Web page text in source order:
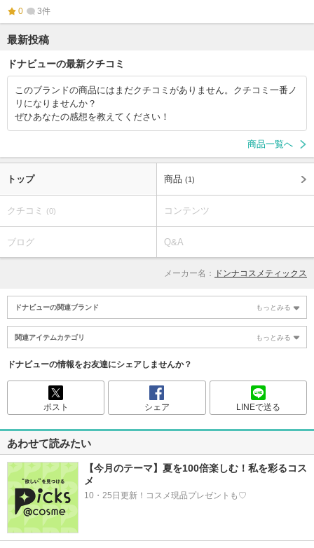
0
3件
最新投稿
ドナビューの最新クチコミ
このブランドの商品にはまだクチコミがありません。クチコミ一番ノ
リになりませんか？
ぜひあなたの感想を教えてください！
商品一覧へ
トップ 商品 (1)
クチコミ (0) コンテンツ
ブログ Q&A
メーカー名： ドンナコスメティックス
ドナビューの関連ブランド もっとみる
関連アイテムカテゴリ もっとみる
ドナビューの情報をお友達にシェアしませんか？
ポスト シェア LINEで送る
あわせて読みたい
【今月のテーマ】夏を100倍楽しむ！私を彩るコス
メ
10・25日更新！コスメ現品プレゼントも♡